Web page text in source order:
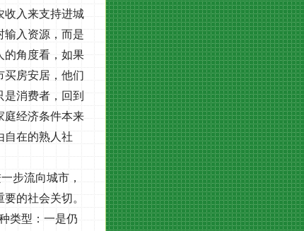
收入来支持进城
输入资源，而是
的角度看，如果
买房安居，他们
消费者，回到
庭经济条件本来
自在的熟人社
步流向城市，
要的社会关切。
类型：一是仍